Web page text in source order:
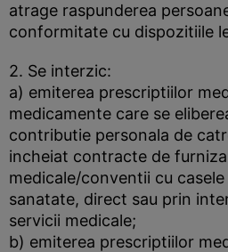
atrage raspunderea
conformitate cu dispozitiile
2. Se interzic:
a) emiterea prescriptiilor
medicamente care se
contributie personala de
incheiat contracte de
medicale/conventii cu
sanatate, direct sau prin
servicii medicale;
b) emiterea prescriptiilor